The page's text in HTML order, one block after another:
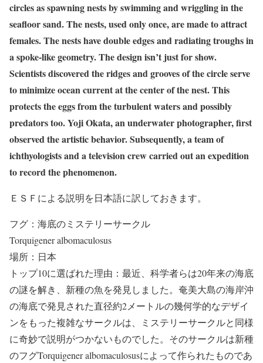
circles as spawning nests by swimming and wriggling in the
seafloor sand. The nests, used only once, are made to attract
females. The nests have double edges and radiating troughs in
a spoke-like geometry. The design isn’t just for show.
Scientists discovered the ridges and grooves of the circle serve
to minimize ocean current at the center of the nest. This
protects the eggs from the turbulent waters and possibly
predators too. Yoji Okata, an underwater photographer, first
observed the artistic behavior. Subsequently, a team of
ichthyologists and a television crew carried out an expedition
to record the phenomenon.
ＥＳＦによる説明を日本語に訳しておきます。
フグ：海底のミステリーサークル
Torquigener albomaculosus
場所：日本
トップ10に選ばれた理由：最近、科学者らは20年来の海底
の謎を解き、新種の魚を発見しました。奄美大島の海岸沖
の海底で発見された直径約2メートルの幾何学的なデザイ
ンをもった複雑なサークルは、ミステリーサークルと同様
に奇妙で説明がつかないものでした。そのサークルは新種
のフグTorquigener albomaculosusによって作られたものであ